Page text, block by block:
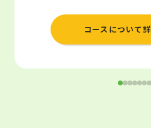
コースについて